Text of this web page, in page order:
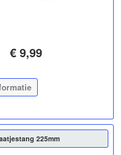
€ 9,99
225mm